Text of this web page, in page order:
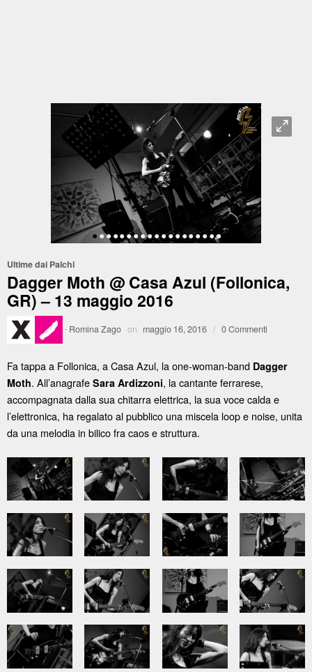
O
•••••••••••••••••••
Ultime dai Palchi
Dagger Moth @ Casa Azul (Follonica,
GR) – 13 maggio 2016
· Romina Zago on maggio 16, 2016 / 0 Commenti
Fa tappa a Follonica, a Casa Azul, la one-woman-band Dagger
Moth. All’anagrafe Sara Ardizzoni, la cantante ferrarese,
accompagnata dalla sua chitarra elettrica, la sua voce calda e
l’elettronica, ha regalato al pubblico una miscela loop e noise, unita
da una melodia in bilico fra caos e struttura.